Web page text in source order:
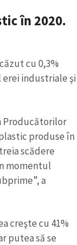
în 2020.
cu 0,3%
erei industriale şi
Producătorilor
produse în
scădere
momentul
a
creşte cu 41%
putea să se